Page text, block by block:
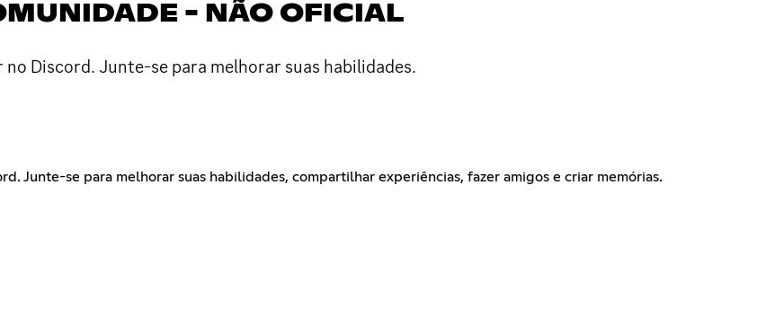
- NÃO OFICIAL
Discord. Junte-se para melhorar suas habilidades.
Junte-se para melhorar suas habilidades, compartilhar experiências, fazer amigos e criar memórias.